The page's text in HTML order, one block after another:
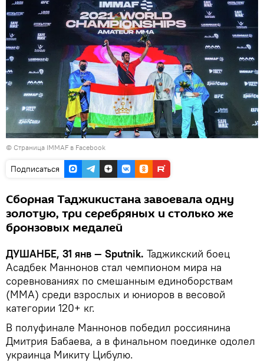
© Страница IMMAF в Facebook
Подписаться
Сборная Таджикистана завоевала одну
золотую, три серебряных и столько же
бронзовых медалей
ДУШАНБЕ, 31 янв — Sputnik. Таджикский боец
Асадбек Маннонов стал чемпионом мира на
соревнованиях по смешанным единоборствам
(ММА) среди взрослых и юниоров в весовой
категории 120+ кг.
В полуфинале Маннонов победил россиянина
Дмитрия Бабаева, а в финальном поединке одолел
украинца Микиту Цибулю.